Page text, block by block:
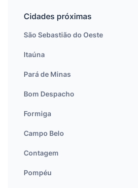
Cidades próximas
São Sebastião do Oeste
Itaúna
Pará de Minas
Bom Despacho
Formiga
Campo Belo
Contagem
Pompéu